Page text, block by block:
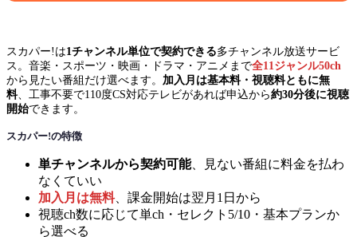
スカパー!は1チャンネル単位で契約できる多チャンネル放送サービ
ス。音楽・スポーツ・映画・ドラマ・アニメまで全11ジャンル50ch
から見たい番組だけ選べます。 加入月は基本料・視聴料ともに無
料、工事不要で110度CS対応テレビがあれば申込から約30分後に視聴
開始できます。
スカパー!の特徴
単チャンネルから契約可能、見ない番組に料金を払わ
なくていい
加入月は無料、課金開始は翌月1日から
視聴ch数に応じて単ch・セレクト5/10・基本プランか
ら選べる